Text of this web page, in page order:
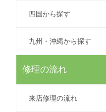
四国から探す
九州・沖縄から探す
修理の流れ
来店修理の流れ